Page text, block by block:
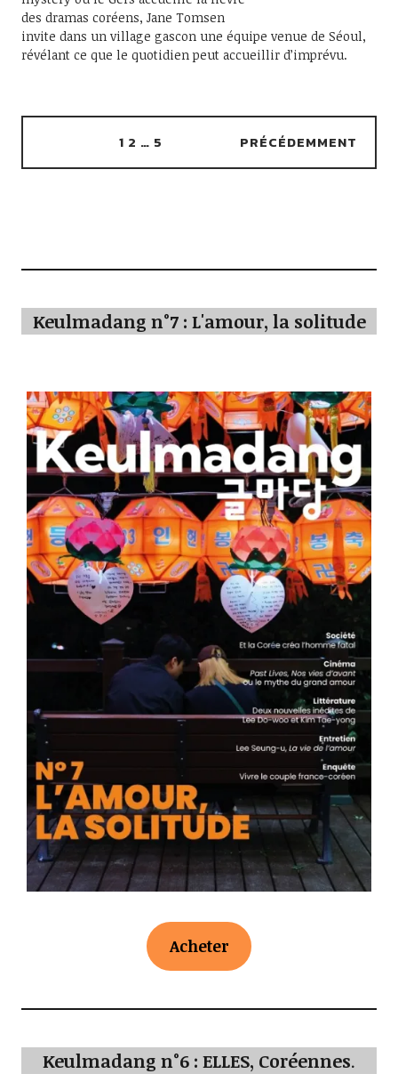
des dramas coréens, Jane Tomsen
invite dans un village gascon une équipe venue de Séoul,
révélant ce que le quotidien peut accueillir d’imprévu.
1 2 … 5 PRÉCÉDEMMENT
Keulmadang n°7 : L'amour, la solitude
Acheter
Keulmadang n°6 : ELLES, Coréennes.